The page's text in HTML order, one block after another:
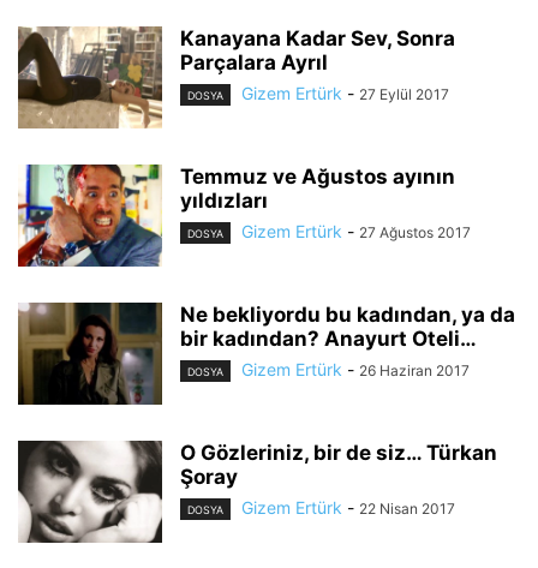
Kanayana Kadar Sev, Sonra
Parçalara Ayrıl
DOSYA Gizem Ertürk - 27 Eylül 2017
Temmuz ve Ağustos ayının
yıldızları
DOSYA Gizem Ertürk - 27 Ağustos 2017
Ne bekliyordu bu kadından, ya da
bir kadından? Anayurt Oteli…
DOSYA Gizem Ertürk - 26 Haziran 2017
O Gözleriniz, bir de siz… Türkan
Şoray
DOSYA Gizem Ertürk - 22 Nisan 2017